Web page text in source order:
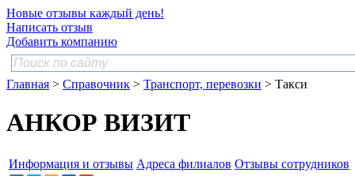
Новые отзывы каждый день!
Написать отзыв
Добавить компанию
Главная > Справочник > Транспорт, перевозки > Такси
АНКОР ВИЗИТ
Информация и отзывы Адреса филиалов Отзывы сотрудников